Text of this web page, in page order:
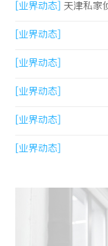
[业界动态] 天津私家
密与安心守护
[业界动态]
[业界动态]
[业界动态]
[业界动态]
[业界动态]